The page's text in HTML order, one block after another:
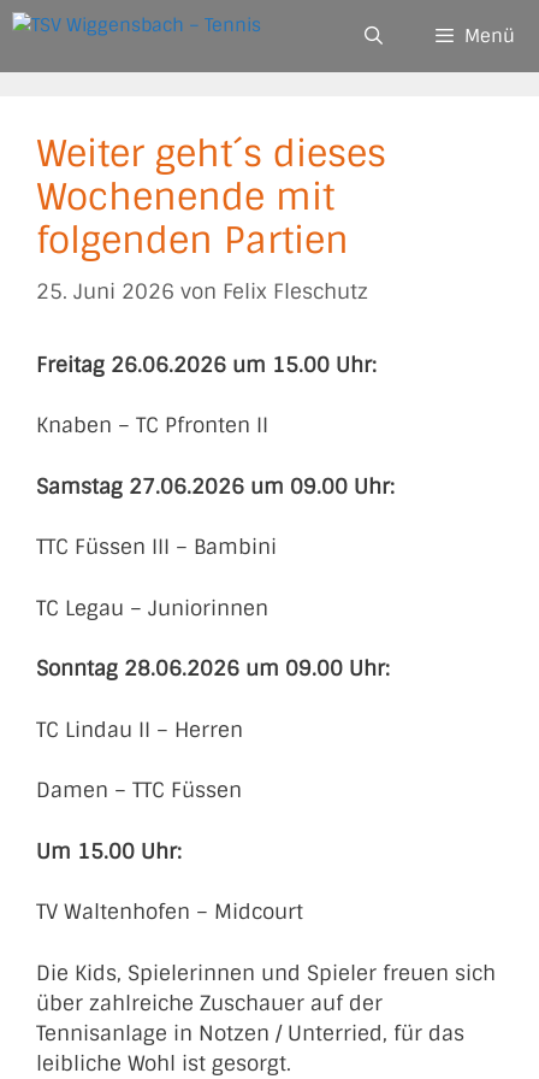
Zum
springen
Menü
Weiter geht´s dieses
Wochenende mit
folgenden Partien
25. Juni 2026 von Felix Fleschutz
Freitag 26.06.2026 um 15.00 Uhr:
Knaben – TC Pfronten II
Samstag 27.06.2026 um 09.00 Uhr:
TTC Füssen III – Bambini
TC Legau – Juniorinnen
Sonntag 28.06.2026 um 09.00 Uhr:
TC Lindau II – Herren
Damen – TTC Füssen
Um 15.00 Uhr:
TV Waltenhofen – Midcourt
Die Kids, Spielerinnen und Spieler freuen sich
über zahlreiche Zuschauer auf der
Tennisanlage in Notzen / Unterried, für das
leibliche Wohl ist gesorgt.